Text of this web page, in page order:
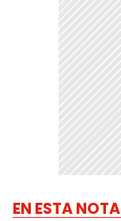
EN ESTA NOTA